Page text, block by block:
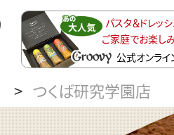
公式オンライ
パスタ＆ドレッ
ご家庭でお楽し
つくば研究学園店